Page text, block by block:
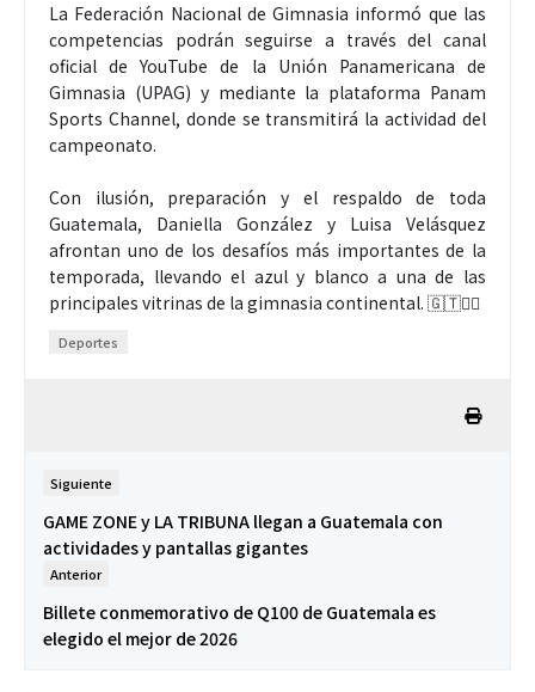
La Federación Nacional de Gimnasia informó que las
competencias podrán seguirse a través del canal
oficial de YouTube de la Unión Panamericana de
Gimnasia (UPAG) y mediante la plataforma Panam
Sports Channel, donde se transmitirá la actividad del
campeonato.
Con ilusión, preparación y el respaldo de toda
Guatemala, Daniella González y Luisa Velásquez
afrontan uno de los desafíos más importantes de la
temporada, llevando el azul y blanco a una de las
principales vitrinas de la gimnasia continental. 🇬🇹🤸‍♀️
Deportes
Siguiente
GAME ZONE y LA TRIBUNA llegan a Guatemala con
actividades y pantallas gigantes
Anterior
Billete conmemorativo de Q100 de Guatemala es
elegido el mejor de 2026